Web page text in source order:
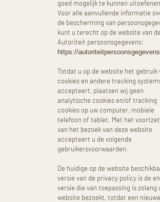
goed mogelijk te kunnen
Voor alle aanvullende informatie
de bescherming van
kunt u terecht op de website van de
Autoriteit persoonsgegevens:
https://
Totdat u op de website het gebruik
cookies en andere tracking
accepteert, plaatsen wij geen
analytische cookies en/of tracking
cookies op uw computer, mobiele
telefoon of tablet. Met het
van het bezoek van deze website
accepteert u de volgende
gebruikersvoorwaarden.
De huidige op de website
versie van de privacy policy is de
versie die van toepassing is zolang
website bezoekt, totdat een nieuwe